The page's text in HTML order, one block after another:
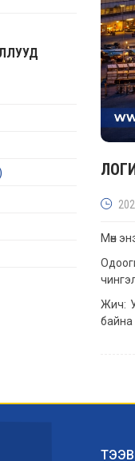
Мөн
Жич:
байна